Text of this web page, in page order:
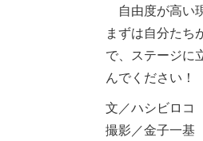
自由度が高い
まずは自分たち
で、ステージに
んでください！
文／ハシビロコ
撮影／金子一基